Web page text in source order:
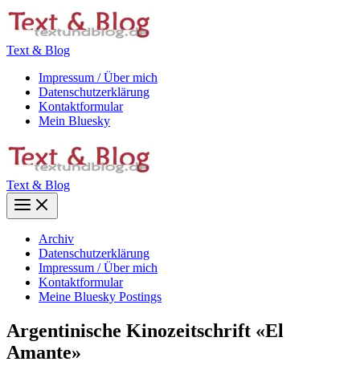
Zum
Inhalt
Text & Blog
Impressum / Über mich
Datenschutzerklärung
Kontaktformular
Mein Bluesky
Text & Blog
Main
Menu
Archiv
Datenschutzerklärung
Impressum / Über mich
Kontaktformular
Meine Bluesky Postings
Argentinische Kinozeitschrift «El
Amante»